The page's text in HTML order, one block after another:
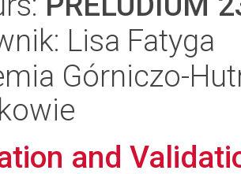
Lisa Fatyga
Górniczo-
and